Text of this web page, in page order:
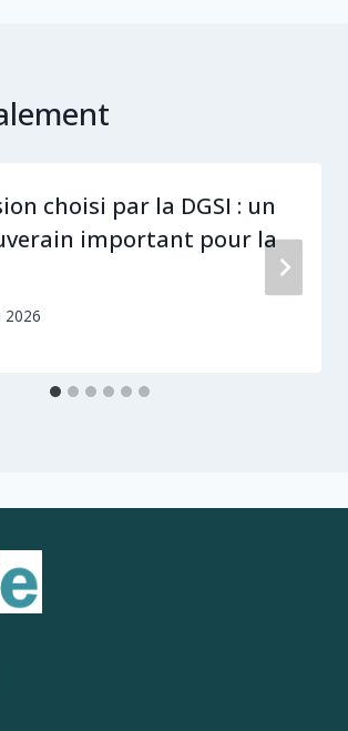
choisi par la DGSI : un
important pour la
2026